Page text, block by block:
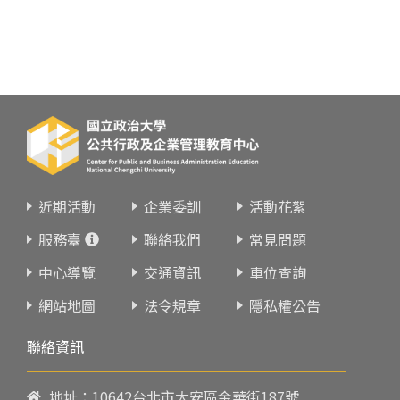
近期活動 企業委訓
活動花絮
服務臺
聯絡我們
常見問題
中心導覽
交通資訊
車位查詢
網站地圖
法令規章
隱私權公告
聯絡資訊